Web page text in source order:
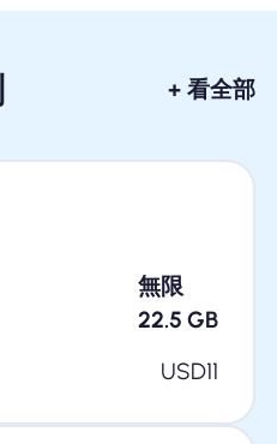
+ 看全部
無限
22.5 GB
USD11